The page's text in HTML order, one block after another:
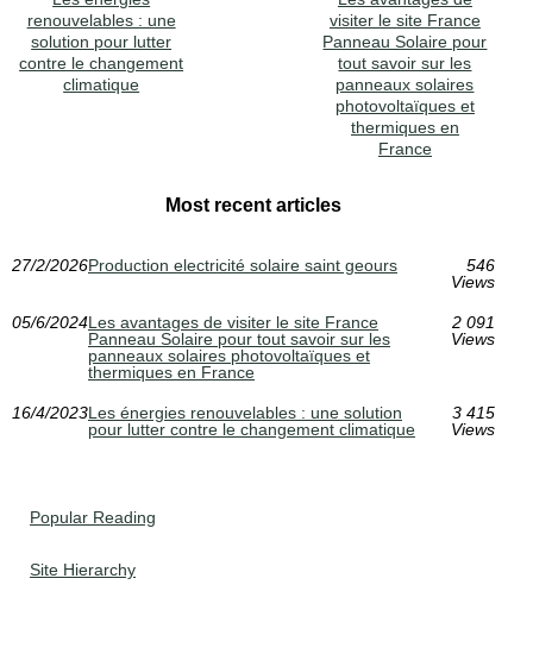
renouvelables : une
solution pour lutter
contre le changement
climatique
visiter le site France
Panneau Solaire pour
tout savoir sur les
panneaux solaires
photovoltaïques et
thermiques en
France
Most recent articles
27/2/2026Production electricité solaire saint geours
546
Views
05/6/2024Les avantages de visiter le site France
Panneau Solaire pour tout savoir sur les
panneaux solaires photovoltaïques et
thermiques en France
2 091
Views
16/4/2023Les énergies renouvelables : une solution
pour lutter contre le changement climatique
3 415
Views
Popular Reading
Site Hierarchy